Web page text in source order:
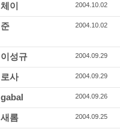
체이 2004.10.02
준 2004.10.02
이성규 2004.09.29
로사 2004.09.29
gabal 2004.09.26
새롬 2004.09.25